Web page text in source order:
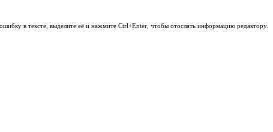
в тексте, выделите её и нажмите Ctrl+Enter, чтобы отослать информацию редактору.